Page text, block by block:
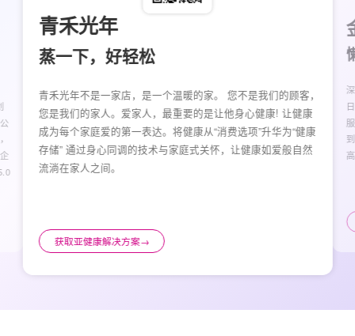
青禾光年
蒸一下，好轻松
青禾光年不是一家店，是一个温暖的家。 您不是我们的顾客，
您是我们的家人。爱家人，最重要的是让他身心健康! 让健康
成为每个家庭爱的第一表达。将健康从“消费选项”升华为“健康
存储” 通过身心同调的技术与家庭式关怀，让健康如爱般自然
流淌在家人之间。
获取亚健康解决方案→